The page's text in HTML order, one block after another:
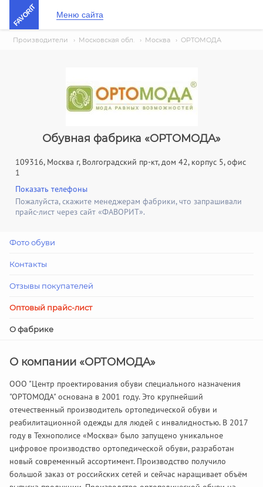
FAVORIT Меню сайта
Производители › Московская обл. › Москва › ОРТОМОДА
Обувная фабрика «ОРТОМОДА»
109316, Москва г, Волгоградский пр-кт, дом 42, корпус 5, офис
1
Показать телефоны
Пожалуйста, скажите менеджерам фабрики, что запрашивали
прайс-лист через сайт «ФАВОРИТ».
Фото обуви
Контакты
Отзывы покупателей
Оптовый прайс-лист
О фабрике
О компании «ОРТОМОДА»
ООО "Центр проектирования обуви специального назначения
"ОРТОМОДА" основана в 2001 году. Это крупнейший
отечественный производитель ортопедической обуви и
реабилитационной одежды для людей с инвалидностью. В 2017
году в Технополисе «Москва» было запущено уникальное
цифровое производство ортопедической обуви, разработан
новый современный ассортимент. Производство получило
большой заказ от российских сетей и сейчас наращивает объём